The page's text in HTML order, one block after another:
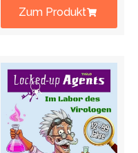
Zum Produkt